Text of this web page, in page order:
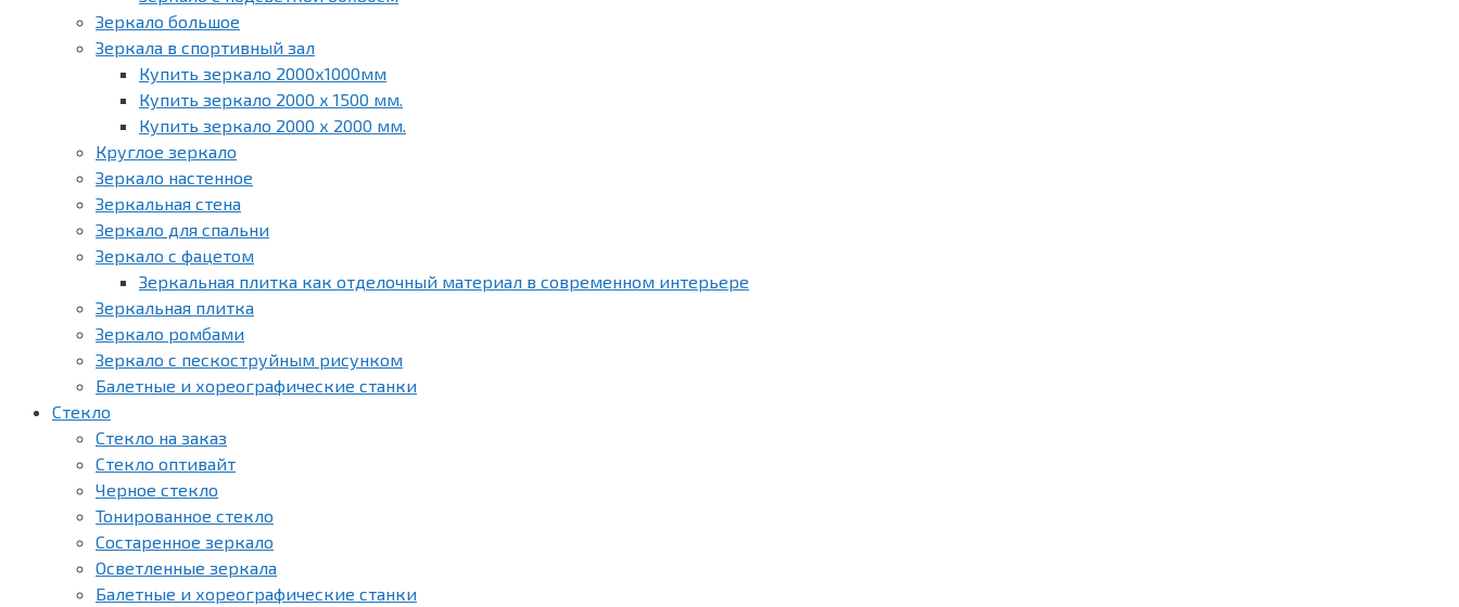
Зеркало большое
Зеркала в спортивный зал
Купить зеркало 2000х1000мм
Купить зеркало 2000 х 1500 мм.
Купить зеркало 2000 х 2000 мм.
Круглое зеркало
Зеркало настенное
Зеркальная стена
Зеркало для спальни
Зеркало с фацетом
Зеркальная плитка как отделочный материал в современном интерьере
Зеркальная плитка
Зеркало ромбами
Зеркало с пескоструйным рисунком
Балетные и хореографические станки
Стекло
Стекло на заказ
Стекло оптивайт
Черное стекло
Тонированное стекло
Состаренное зеркало
Осветленные зеркала
Балетные и хореографические станки